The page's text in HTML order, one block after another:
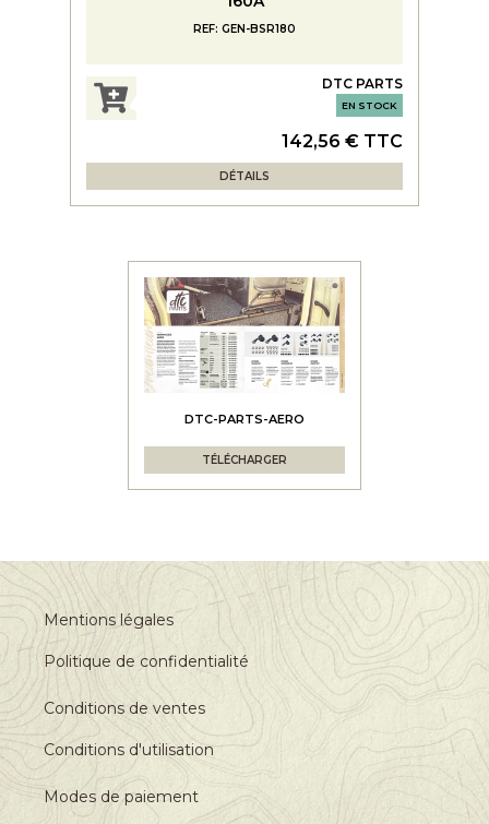
REF: GEN-BSR180
DTC PARTS
EN STOCK
142,56 € TTC
DÉTAILS
DTC-PARTS-AERO
TÉLÉCHARGER
Mentions légales
Politique de confidentialité
Conditions de ventes
Conditions d'utilisation
Modes de paiement